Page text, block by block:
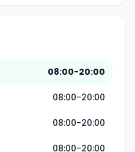
08:00-20:00
08:00-20:00
08:00-20:00
08:00-20:00